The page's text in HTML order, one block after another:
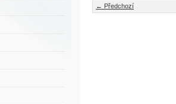
← Předchozí